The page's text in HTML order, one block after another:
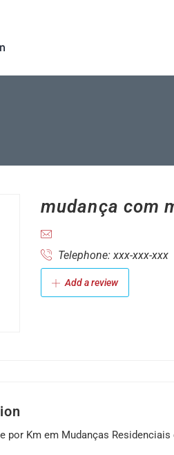
mudança com
Telephone: xxx-xxx-xxx
Add a review
por Km em Mudanças